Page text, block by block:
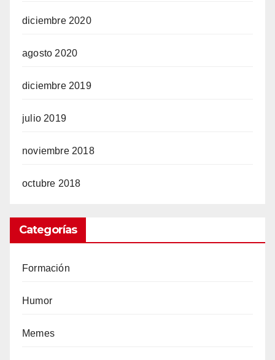
diciembre 2020
agosto 2020
diciembre 2019
julio 2019
noviembre 2018
octubre 2018
Categorías
Formación
Humor
Memes